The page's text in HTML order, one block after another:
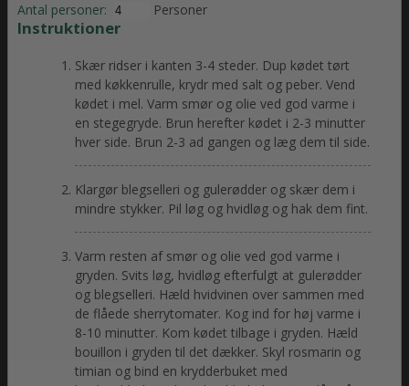
Antal personer:
Personer
Instruktioner
Skær ridser i kanten 3-4 steder. Dup kødet tørt
med køkkenrulle, krydr med salt og peber. Vend
kødet i mel. Varm smør og olie ved god varme i
en stegegryde. Brun herefter kødet i 2-3 minutter
hver side. Brun 2-3 ad gangen og læg dem til side.
Klargør blegselleri og gulerødder og skær dem i
mindre stykker. Pil løg og hvidløg og hak dem fint.
Varm resten af smør og olie ved god varme i
gryden. Svits løg, hvidløg efterfulgt at gulerødder
og blegselleri. Hæld hvidvinen over sammen med
de flåede sherrytomater. Kog ind for høj varme i
8-10 minutter. Kom kødet tilbage i gryden. Hæld
bouillon i gryden til det dækker. Skyl rosmarin og
timian og bind en krydderbuket med